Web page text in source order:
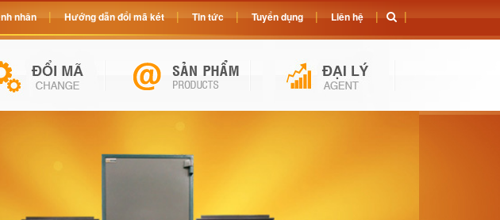
nhân Hướng dẫn đổi mã két Tin tức Tuyển dụng Liên hệ